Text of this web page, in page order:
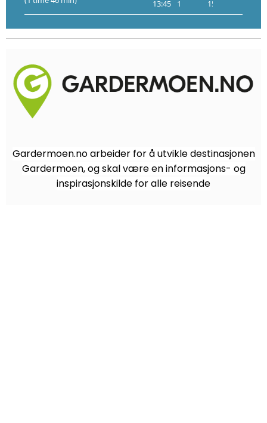
13:45 1 15:05
Gardermoen.no arbeider for å utvikle destinasjonen
Gardermoen, og skal være en informasjons- og
inspirasjonskilde for alle reisende